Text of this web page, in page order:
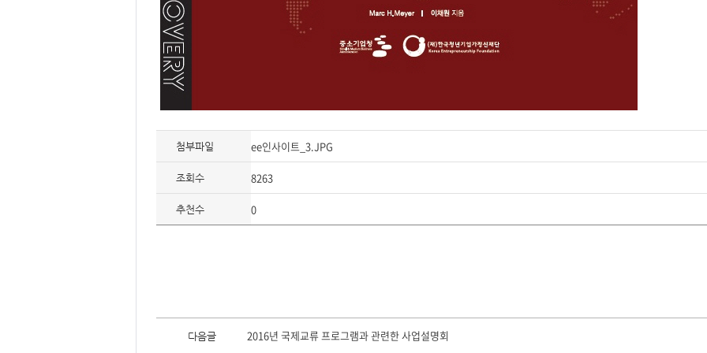
첨부파일 ee인사이트_3.JPG
조회수 8263
추천수 0
이
다음글 2016년 국제교류 프로그램과 관련한 사업설명회